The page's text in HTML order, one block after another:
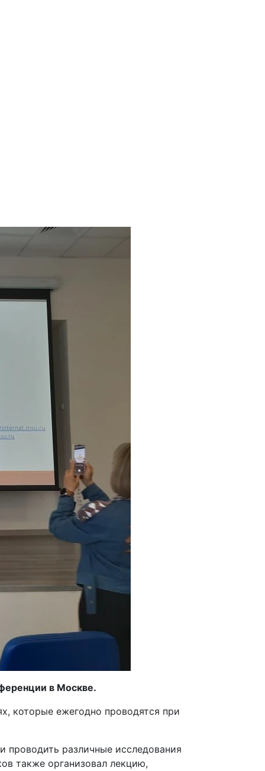
в Москве.
которые ежегодно проводятся при
проводить различные исследования
также организовал лекцию,